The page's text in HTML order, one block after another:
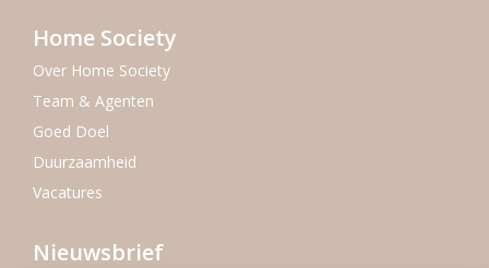
Home Society
Over Home Society
Team & Agenten
Goed Doel
Duurzaamheid
Vacatures
Nieuwsbrief